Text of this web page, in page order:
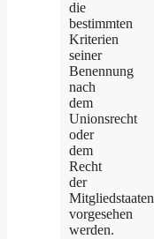
die
bestimmten
Kriterien
seiner
Benennung
nach
dem
Unionsrecht
oder
dem
Recht
der
Mitgliedstaaten
vorgesehen
werden.